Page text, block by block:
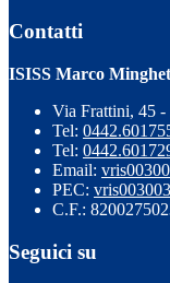
Contatti
ISISS Marco
Via Frattini, 45
Tel:
Tel:
Email:
PEC:
C.F.:
Seguici su